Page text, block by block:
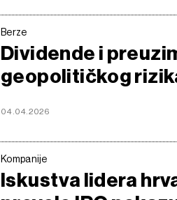
Berze
Dividende i
geopolitičkog
04.04.2026
Kompanije
Iskustva lidera